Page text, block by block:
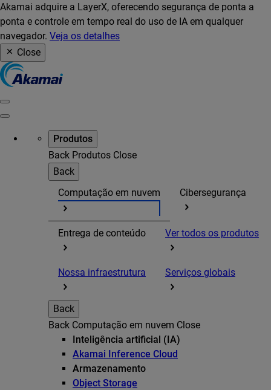
Akamai adquire a LayerX, oferecendo segurança de ponta a
ponta e controle em tempo real do uso de IA em qualquer
navegador. Veja os detalhes
Close
Produtos
Back Produtos Close
Back
Computação em nuvem
Cibersegurança
Entrega de conteúdo Ver todos os produtos
Nossa infraestrutura Serviços globais
Back
Back Computação em nuvem Close
Inteligência artificial (IA)
Akamai Inference Cloud
Armazenamento
Object Storage